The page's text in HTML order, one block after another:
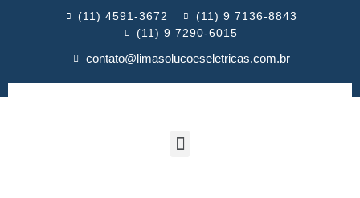
(11) 4591-3672
(11) 9 7136-8843
(11) 9 7290-6015
contato@limasolucoeseletricas.com.br